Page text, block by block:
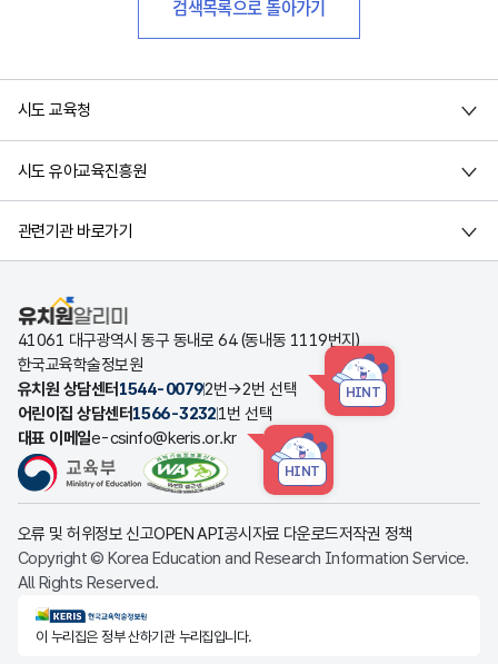
검색목록으로 돌아가기
시도 교육청
시도 유아교육진흥원
관련기관 바로가기
유치원알리미
41061 대구광역시 동구 동내로 64 (동내동 1119번지)
한국교육학술정보원
유치원 상담센터 1544-00792번→2번 선택 HINT
어린이집 상담센터1566-32321번 선택
대표 이메일e-csinfo@keris.or.kr
HINT
오류 및 허위정보 신고OPEN API공시자료 다운로드저작권 정책
Copyright © Korea Education and Research Information Service.
All Rights Reserved.
KERIS한국교육학술정보원
이 누리집은 정부 산하기관 누리집입니다.